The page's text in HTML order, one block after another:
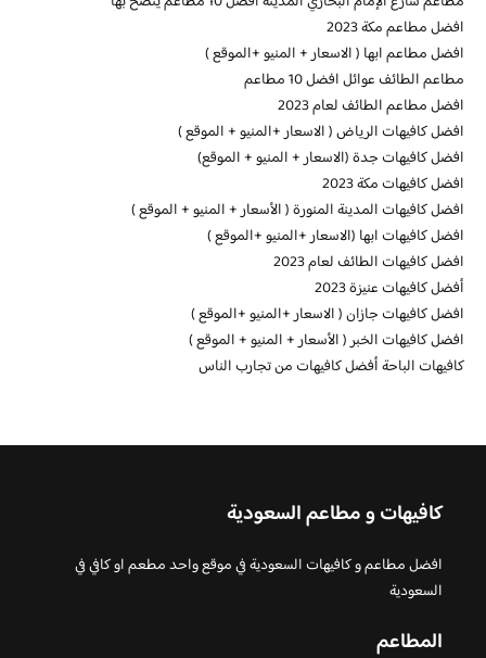
افضل مطاعم مكة 2023
افضل مطاعم ابها ( الاسعار + المنيو +الموقع )
مطاعم الطائف عوائل افضل 10 مطاعم
افضل مطاعم الطائف لعام 2023
افضل كافيهات الرياض ( الاسعار +المنيو + الموقع )
افضل كافيهات جدة (الاسعار + المنيو + الموقع)
افضل كافيهات مكة 2023
افضل كافيهات المدينة المنورة ( الأسعار + المنيو + الموقع )
افضل كافيهات ابها (الاسعار +المنيو +الموقع )
افضل كافيهات الطائف لعام 2023
أفضل كافيهات عنيزة 2023
افضل كافيهات جازان ( الاسعار +المنيو +الموقع )
افضل كافيهات الخبر ( الأسعار + المنيو + الموقع )
كافيهات الباحة أفضل كافيهات من تجارب الناس
كافيهات و مطاعم السعودية
افضل مطاعم و كافيهات السعودية في موقع واحد مطعم او كافي في
السعودية
المطاعم